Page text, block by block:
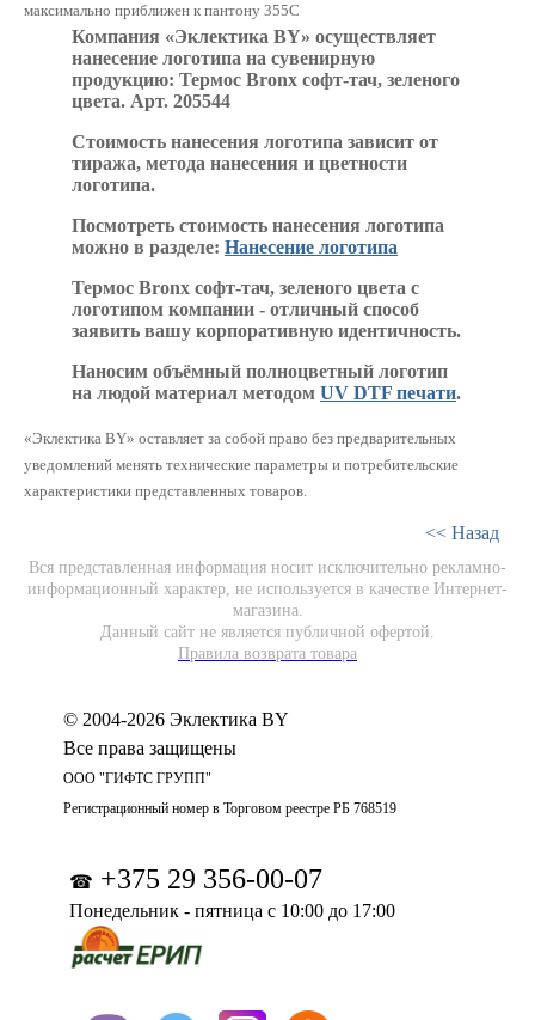
максимально приближен к пантону 355С
Компания «Эклектика BY» осуществляет
нанесение логотипа на сувенирную
продукцию: Термос Bronx софт-тач, зеленого
цвета. Арт. 205544
Стоимость нанесения логотипа зависит от
тиража, метода нанесения и цветности
логотипа.
Посмотреть стоимость нанесения логотипа
можно в разделе:Нанесение логотипа
Термос Bronx софт-тач, зеленого цвета с
логотипом компании - отличный способ
заявить вашу корпоративную идентичность.
Наносим объёмный полноцветный логотип
на людой материал методомUV DTF печати.
«Эклектика BY» оставляет за собой право без предварительных
уведомлений менять технические параметры и потребительские
характеристики представленных товаров.
<< Назад
Вся представленная информация носит исключительно рекламно-
информационный характер, не используется в качестве Интернет-
магазина.
Данный сайт не является публичной офертой.
Правила возврата товара
© 2004-2026 Эклектика BY
Все права защищены
ООО "ГИФТС ГРУПП"
Регистрационный номер в Торговом реестре РБ 768519
☎ +375 29 356-00-07
Понедельник - пятница с 10:00 до 17:00